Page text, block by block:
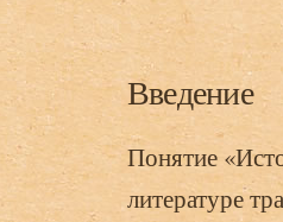
Введение
Понятие
литературе